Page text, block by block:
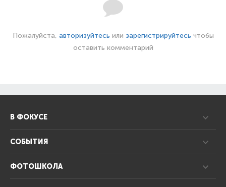
Пожалуйста, авторизуйтесь или зарегистрируйтесь чтобы
оставить комментарий
В ФОКУСЕ
СОБЫТИЯ
ФОТОШКОЛА